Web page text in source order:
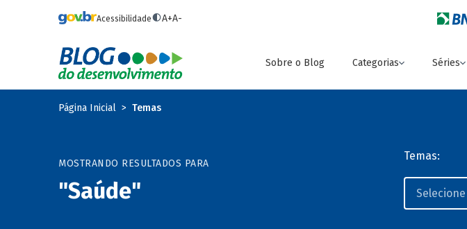
Acessibilidade A+A-
Sobre o Blog Categorias Séries
Página Inicial Temas
MOSTRANDO RESULTADOS PARA
"Saúde"
Temas: